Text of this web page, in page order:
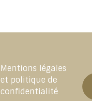
Mentions légales
et politique de
confidentialité